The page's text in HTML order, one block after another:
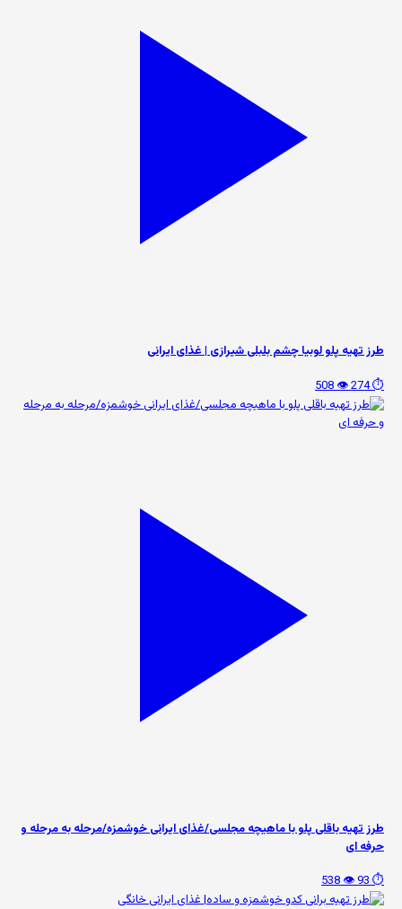
طرز تهیه پلو لوبیا چشم بلبلی شیرازی | غذای ایرانی
⏱️ 274
👁️ 508
طرز تهیه باقلی پلو با ماهیچه مجلسی/غذای ایرانی خوشمزه/مرحله به مرحله و
حرفه ای
⏱️ 93
👁️ 538